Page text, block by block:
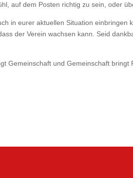
auf dem Posten richtig zu sein, oder
in eurer aktuellen Situation einbringen
der Verein wachsen kann. Seid
Gemeinschaft und Gemeinschaft bringt